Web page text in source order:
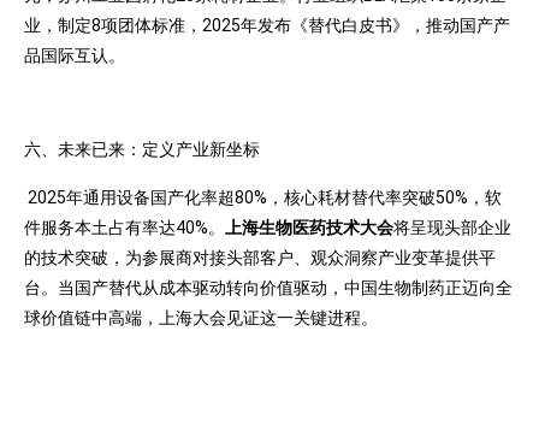
业，制定8项团体标准，2025年发布《替代白皮书》，推动国产产
品国际互认。
六、未来已来：定义产业新坐标
2025年通用设备国产化率超80%，核心耗材替代率突破50%，软
件服务本土占有率达40%。
上海生物医药技术大会将呈现头部企业
的技术突破，为参展商对接头部客户、观众洞察产业变革提供平
台。当国产替代从成本驱动转向价值驱动，中国生物制药正迈向全
球价值链中高端，上海大会见证这一关键进程。